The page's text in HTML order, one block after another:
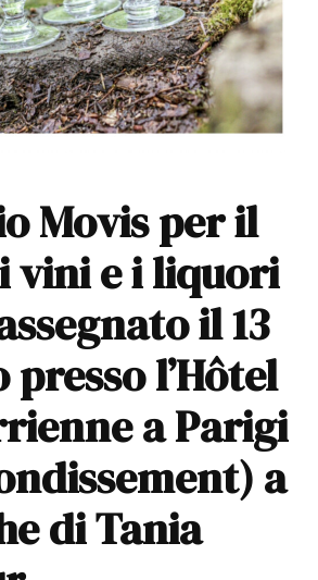
Movis per il
vini e i liquori
il 13
presso l’Hôtel
a Parigi
a
di Tania